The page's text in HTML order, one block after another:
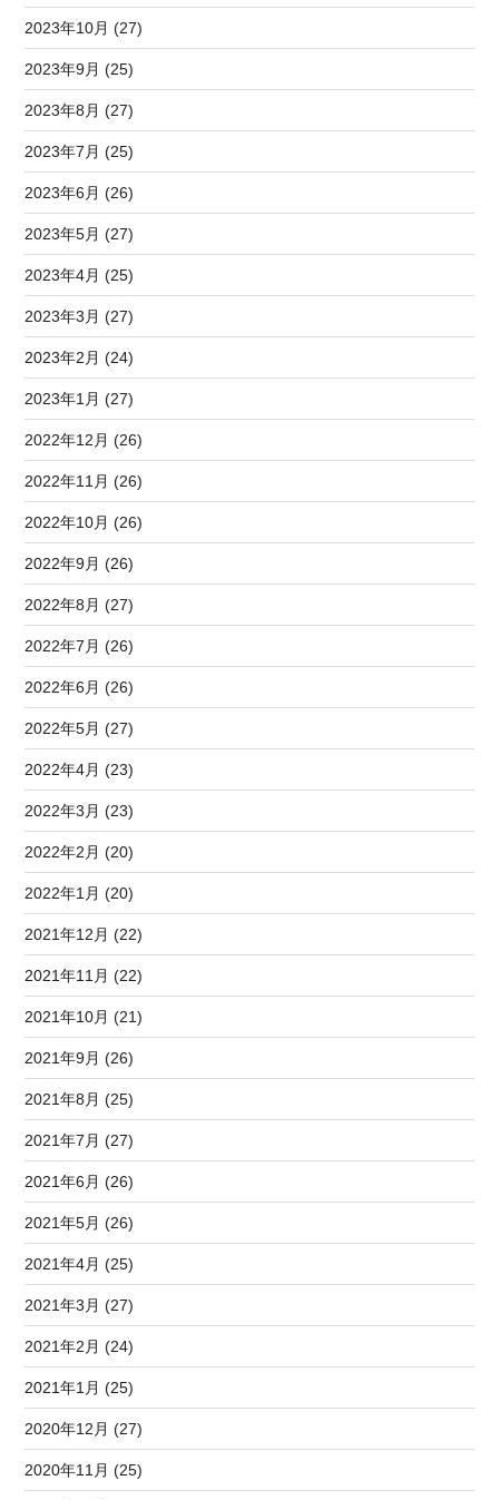
2023年10月 (27)
2023年9月 (25)
2023年8月 (27)
2023年7月 (25)
2023年6月 (26)
2023年5月 (27)
2023年4月 (25)
2023年3月 (27)
2023年2月 (24)
2023年1月 (27)
2022年12月 (26)
2022年11月 (26)
2022年10月 (26)
2022年9月 (26)
2022年8月 (27)
2022年7月 (26)
2022年6月 (26)
2022年5月 (27)
2022年4月 (23)
2022年3月 (23)
2022年2月 (20)
2022年1月 (20)
2021年12月 (22)
2021年11月 (22)
2021年10月 (21)
2021年9月 (26)
2021年8月 (25)
2021年7月 (27)
2021年6月 (26)
2021年5月 (26)
2021年4月 (25)
2021年3月 (27)
2021年2月 (24)
2021年1月 (25)
2020年12月 (27)
2020年11月 (25)